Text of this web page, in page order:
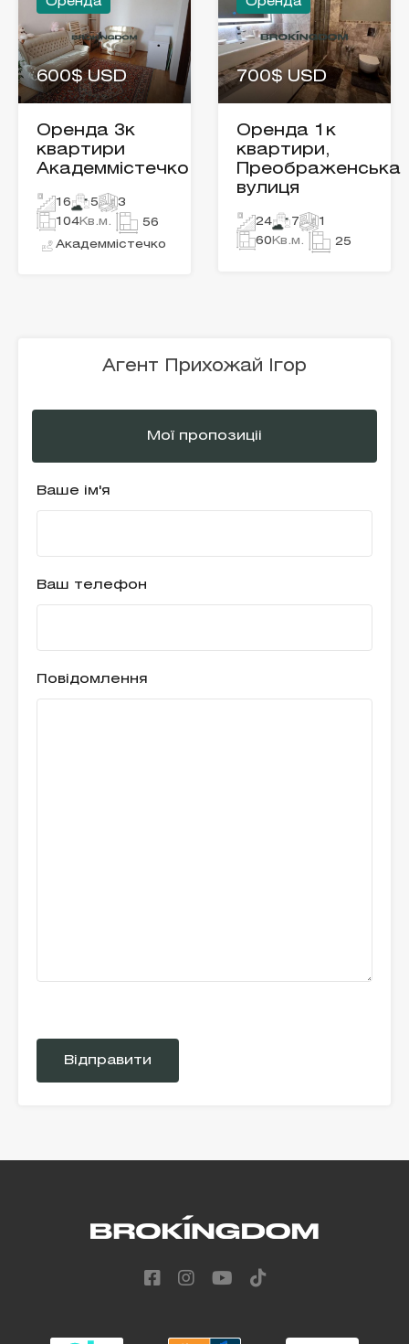
600$ USD
Оренда 3к
квартири
Академмістечко
16 5
3
104Кв.м. 56
Академмістечко
700$ USD
Оренда 1к
квартири,
Преображенська
вулиця
24 7
1
60 Кв.м. 25
Агент Прихожай Ігор
Мої пропозиціі
Ваше ім'я
Ваш телефон
Повідомлення
leave
field